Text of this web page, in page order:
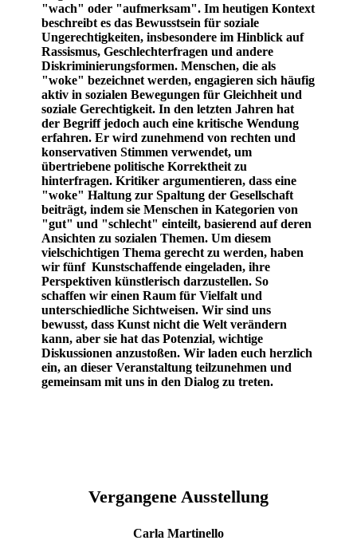
"wach" oder "aufmerksam". Im heutigen Kontext
beschreibt es das Bewusstsein für soziale
Ungerechtigkeiten, insbesondere im Hinblick auf
Rassismus, Geschlechterfragen und andere
Diskriminierungsformen. Menschen, die als
"woke" bezeichnet werden, engagieren sich häufig
aktiv in sozialen Bewegungen für Gleichheit und
soziale Gerechtigkeit. In den letzten Jahren hat
der Begriff jedoch auch eine kritische Wendung
erfahren. Er wird zunehmend von rechten und
konservativen Stimmen verwendet, um
übertriebene politische Korrektheit zu
hinterfragen. Kritiker argumentieren, dass eine
"woke" Haltung zur Spaltung der Gesellschaft
beiträgt, indem sie Menschen in Kategorien von
"gut" und "schlecht" einteilt, basierend auf deren
Ansichten zu sozialen Themen. Um diesem
vielschichtigen Thema gerecht zu werden, haben
wir fünf Kunstschaffende eingeladen, ihre
Perspektiven künstlerisch darzustellen. So
schaffen wir einen Raum für Vielfalt und
unterschiedliche Sichtweisen. Wir sind uns
bewusst, dass Kunst nicht die Welt verändern
kann, aber sie hat das Potenzial, wichtige
Diskussionen anzustoßen. Wir laden euch herzlich
ein, an dieser Veranstaltung teilzunehmen und
gemeinsam mit uns in den Dialog zu treten.
Vergangene Ausstellung
Carla Martinello